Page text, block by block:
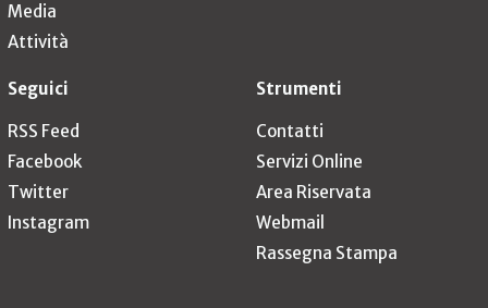
Media
Attività
Seguici
RSS Feed
Facebook
Twitter
Instagram
Strumenti
Contatti
Servizi Online
Area Riservata
Webmail
Rassegna Stampa